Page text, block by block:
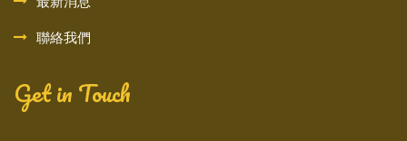
聯絡我們
Get in Touch